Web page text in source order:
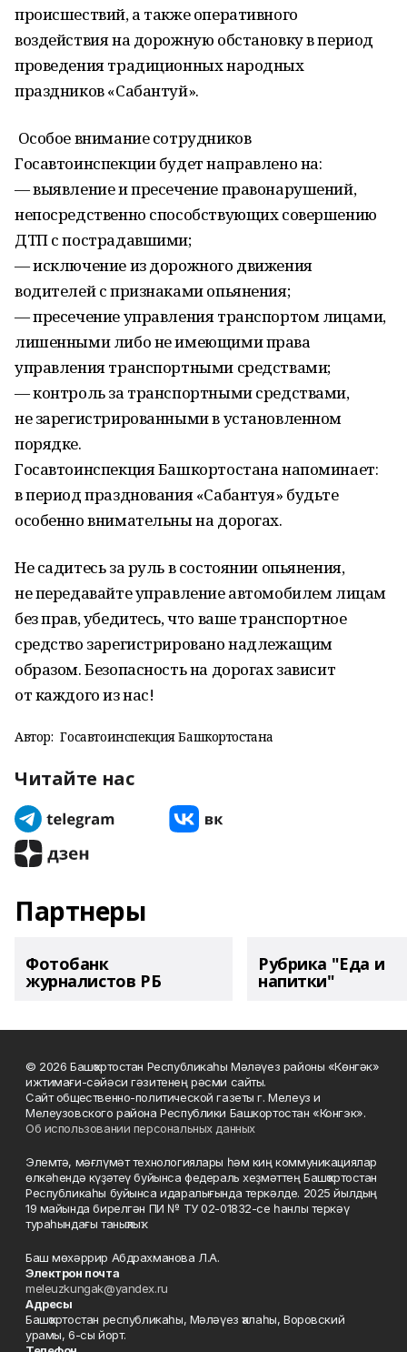
происшествий, а также оперативного
воздействия на дорожную обстановку в период
проведения традиционных народных
праздников «Сабантуй».
Особое внимание сотрудников
Госавтоинспекции будет направлено на:
— выявление и пресечение правонарушений,
непосредственно способствующих совершению
ДТП с пострадавшими;
— исключение из дорожного движения
водителей с признаками опьянения;
— пресечение управления транспортом лицами,
лишенными либо не имеющими права
управления транспортными средствами;
— контроль за транспортными средствами,
не зарегистрированными в установленном
порядке.
Госавтоинспекция Башкортостана напоминает:
в период празднования «Сабантуя» будьте
особенно внимательны на дорогах.
Не садитесь за руль в состоянии опьянения,
не передавайте управление автомобилем лицам
без прав, убедитесь, что ваше транспортное
средство зарегистрировано надлежащим
образом. Безопасность на дорогах зависит
от каждого из нас!
Автор: Госавтоинспекция Башкортостана
Читайте нас
Партнеры
Фотобанк
журналистов РБ
Рубрика "Еда и
напитки"
© 2026 Башҡортостан Республикаһы Мәләүез районы «Көнгәк»
ижтимағи-сәйәси гәзитенең рәсми сайты.
Сайт общественно-политической газеты г. Мелеуз и
Мелеузовского района Республики Башкортостан «Конгэк».
Об использовании персональных данных
Элемтә, мәғлүмәт технологиялары һәм киң коммуникациялар
өлкәһендә күҙәтеү буйынса федераль хеҙмәттең Башҡортостан
Республикаһы буйынса идаралығында теркәлде. 2025 йылдың
19 майында бирелгән ПИ № ТУ 02-01832-се һанлы теркәү
тураһындағы таныҡлыҡ.
Баш мөхәррир Абдрахманова Л.А.
Электрон почта
meleuzkungak@yandex.ru
Адресы
Башҡортостан республикаһы, Мәләүез ҡалаһы, Воровский
урамы, 6-сы йорт.